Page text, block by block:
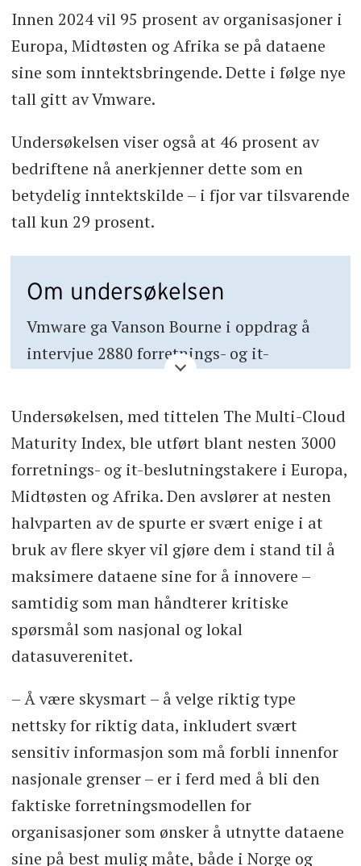
Innen 2024 vil 95 prosent av organisasjoner i
Europa, Midtøsten og Afrika se på dataene
sine som inntektsbringende. Dette i følge nye
tall gitt av Vmware.
Undersøkelsen viser også at 46 prosent av
bedriftene nå anerkjenner dette som en
betydelig inntektskilde – i fjor var tilsvarende
tall kun 29 prosent.
Om undersøkelsen
Vmware ga Vanson Bourne i oppdrag å
intervjue 2880 forretnings- og it-
Frankrike (350), Tyskland (350), Israel
(240), Italia (240), Nederland (240),
Spania (240), Sverige (240), Storbritannia
(500) og De forente arabiske emirater
(240). Feltarbeidet ble fullført mellom
april og juni 2022.
Undersøkelsen, med tittelen The Multi-Cloud
Maturity Index, ble utført blant nesten 3000
forretnings- og it-beslutningstakere i Europa,
Midtøsten og Afrika. Den avslører at nesten
halvparten av de spurte er svært enige i at
bruk av flere skyer vil gjøre dem i stand til å
maksimere dataene sine for å innovere –
samtidig som man håndterer kritiske
spørsmål som nasjonal og lokal
datasuverenitet.
– Å være skysmart – å velge riktig type
nettsky for riktig data, inkludert svært
sensitiv informasjon som må forbli innenfor
nasjonale grenser – er i ferd med å bli den
faktiske forretningsmodellen for
organisasjoner som ønsker å utnytte dataene
sine på best mulig måte, både i Norge og